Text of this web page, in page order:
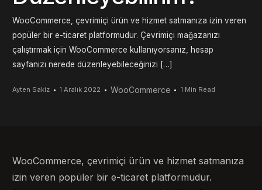
WooCommerce, çevrimiçi ürün ve hizmet satmanıza izin veren
popüler bir e-ticaret platformudur. Çevrimiçi mağazanızı
çalıştırmak için WooCommerce kullanıyorsanız, hesap
sayfanızı nerede düzenleyebileceğinizi […]
Ayten Sakiz 1 Aralık 2022 WooCommerce 1 Min Read
WooCommerce, çevrimiçi ürün ve hizmet satmanıza
izin veren popüler bir e-ticaret platformudur.